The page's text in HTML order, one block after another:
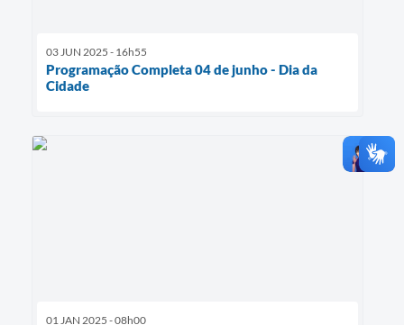
03 JUN 2025 - 16h55
Programação Completa 04 de junho - Dia da
Cidade
01 JAN 2025 - 08h00